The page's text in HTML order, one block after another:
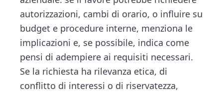
autorizzazioni, cambi di orario, o influire su
budget e procedure interne, menziona le
implicazioni e, se possibile, indica come
pensi di adempiere ai requisiti necessari.
Se la richiesta ha rilevanza etica, di
conflitto di interessi o di riservatezza,